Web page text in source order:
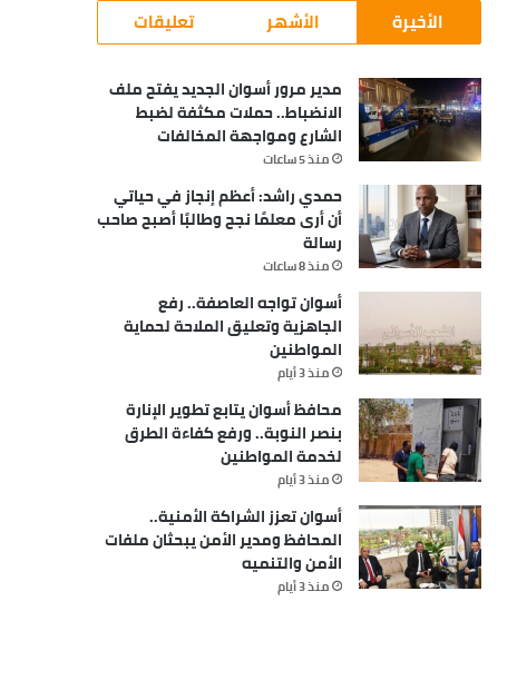
الأخيرة الأشهر تعليقات
مدير مرور أسوان الجديد يفتح ملف
الانضباط.. حملات مكثفة لضبط
الشارع ومواجهة المخالفات
منذ 5 ساعات
حمدي راشد: أعظم إنجاز في حياتي
أن أرى معلمًا نجح وطالبًا أصبح صاحب
رسالة
منذ 8 ساعات
أسوان تواجه العاصفة.. رفع
الجاهزية وتعليق الملاحة لحماية
المواطنين
منذ 3 أيام
محافظ أسوان يتابع تطوير الإنارة
بنصر النوبة.. ورفع كفاءة الطرق
لخدمة المواطنين
منذ 3 أيام
أسوان تعزز الشراكة الأمنية..
المحافظ ومدير الأمن يبحثان ملفات
الأمن والتنميه
منذ 3 أيام